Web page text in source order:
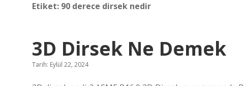
Etiket: 90 derece dirsek nedir
3D Dirsek Ne Demek
Tarih: Eylül 22, 2024